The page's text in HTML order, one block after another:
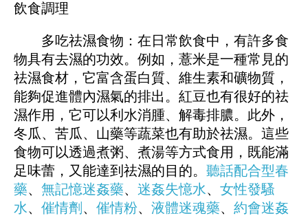
飲食調理
多吃祛濕食物：在日常飲食中，有許多食
物具有去濕的功效。例如，薏米是一種常見的
祛濕食材，它富含蛋白質、維生素和礦物質，
能夠促進體內濕氣的排出。紅豆也有很好的祛
濕作用，它可以利水消腫、解毒排膿。此外，
冬瓜、苦瓜、山藥等蔬菜也有助於祛濕。這些
食物可以透過煮粥、煮湯等方式食用，既能滿
足味蕾，又能達到祛濕的目的。 聽話配合型春
藥、 無記憶迷姦藥、 迷姦失憶水、 女性發騷
水、 催情劑 、 催情粉、 液體迷魂藥、 約會迷姦